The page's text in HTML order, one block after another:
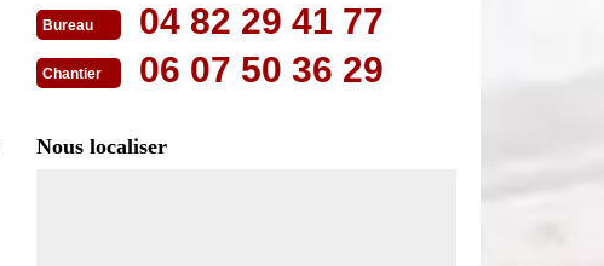
Bureau 04 82 29 41 77
Chantier 06 07 50 36 29
Nous localiser